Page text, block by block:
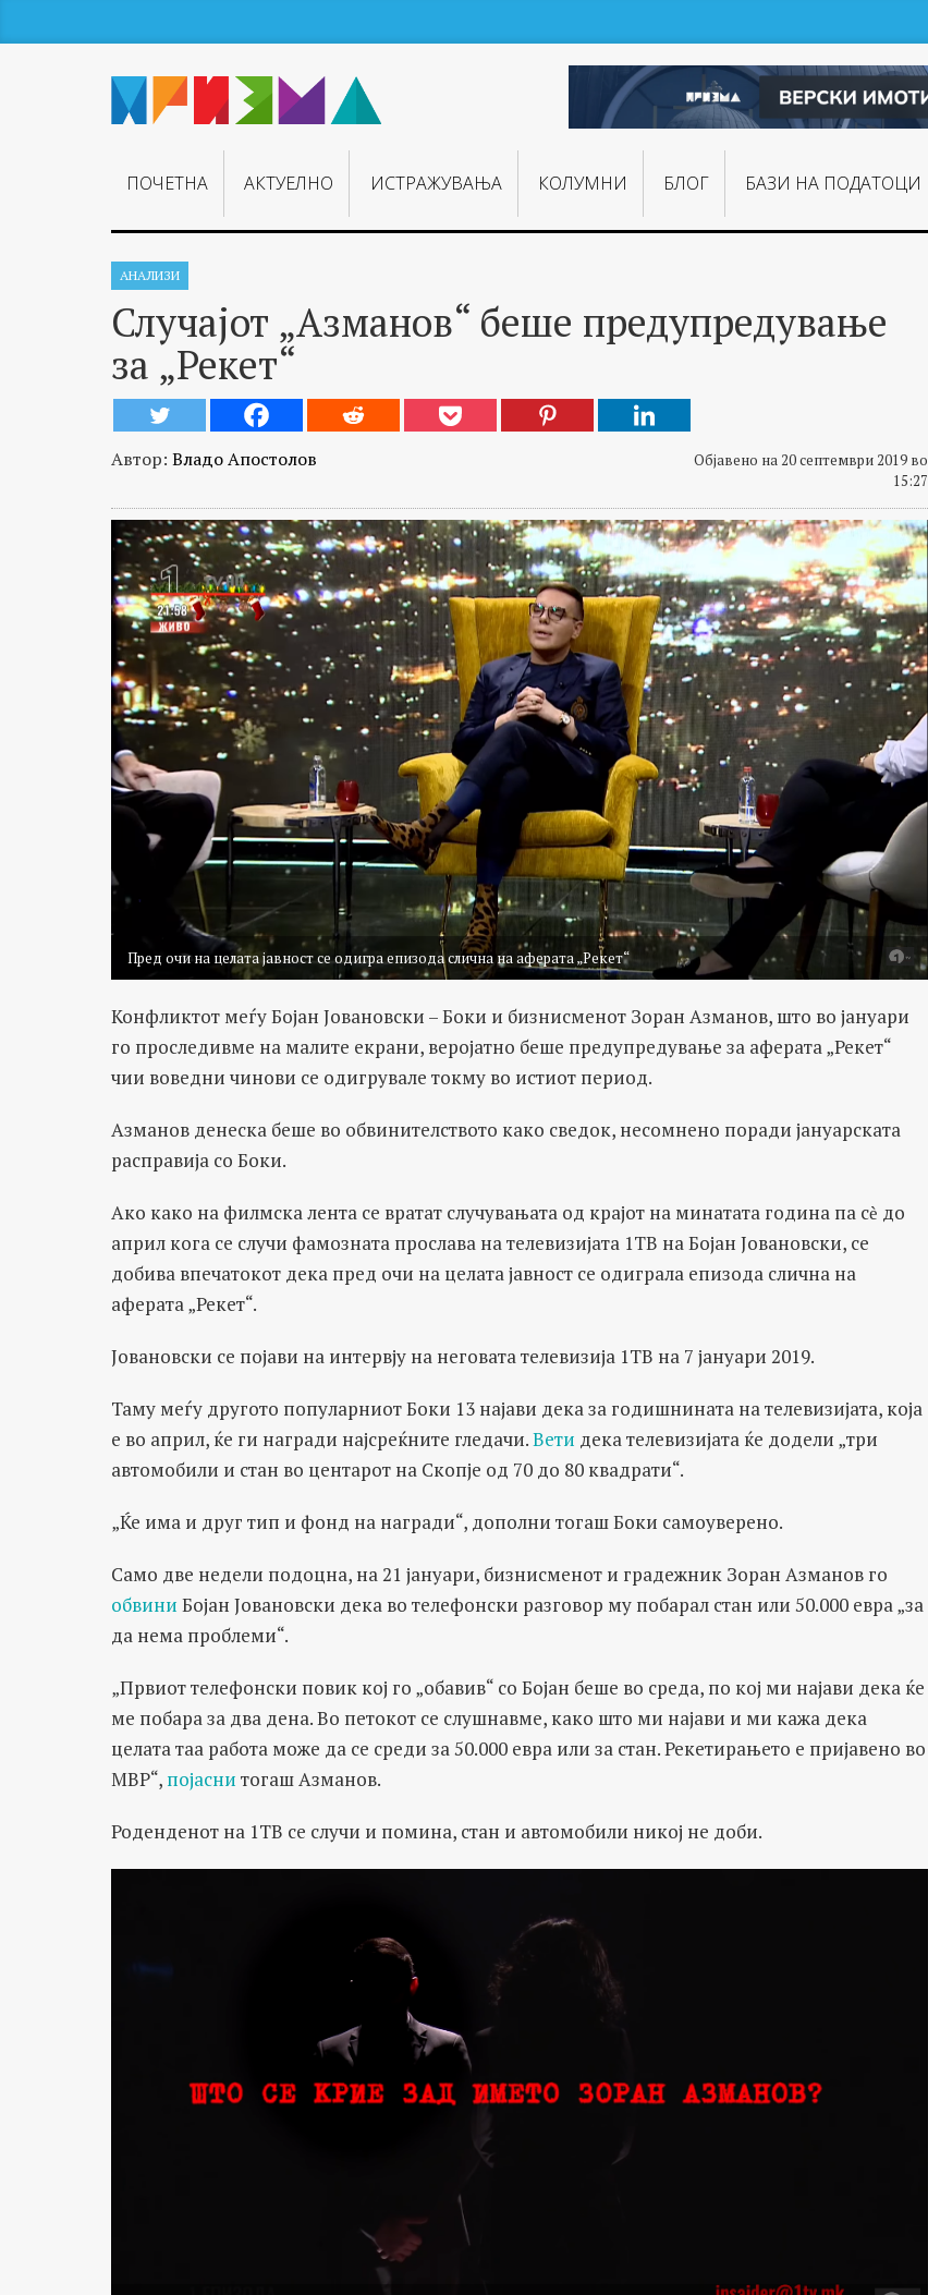
ПОЧЕТНА АКТУЕЛНО ИСТРАЖУВАЊA КОЛУМНИ БЛОГ БАЗИ НА ПОДАТОЦИ
АНАЛИЗИ
Случајот „Азманов“ беше предупредување
за „Рекет“
Автор: Владо Апостолов
Објавено на 20 септември 2019 во
15:27
Пред очи на целата јавност се одигра епизода слична на аферата „Рекет“
Конфликтот меѓу Бојан Јовановски – Боки и бизнисменот Зоран Азманов, што во јануари
го проследивме на малите екрани, веројатно беше предупредување за аферата „Рекет“
чии воведни чинови се одигрувале токму во истиот период.
Азманов денеска беше во обвинителството како сведок, несомнено поради јануарската
расправија со Боки.
Ако како на филмска лента се вратат случувањата од крајот на минатата година па сѐ до
април кога се случи фамозната прослава на телевизијата 1ТВ на Бојан Јовановски, се
добива впечатокот дека пред очи на целата јавност се одиграла епизода слична на
аферата „Рекет“.
Јовановски се појави на интервју на неговата телевизија 1ТВ на 7 јануари 2019.
Таму меѓу другото популарниот Боки 13 најави дека за годишнината на телевизијата, која
е во април, ќе ги награди најсреќните гледачи.Вети дека телевизијата ќе додели „три
автомобили и стан во центарот на Скопје од 70 до 80 квадрати“.
„Ќе има и друг тип и фонд на награди“, дополни тогаш Боки самоуверено.
Само две недели подоцна, на 21 јануари, бизнисменот и градежник Зоран Азманов го
обвини Бојан Јовановски дека во телефонски разговор му побарал стан или 50.000 евра „за
да нема проблеми“.
„Првиот телефонски повик кој го „обавив“ со Бојан беше во среда, по кој ми најави дека ќе
ме побара за два дена. Во петокот се слушнавме, како што ми најави и ми кажа дека
целата таа работа може да се среди за 50.000 евра или за стан. Рекетирањето е пријавено во
МВР“, појасни тогаш Азманов.
Роденденот на 1ТВ се случи и помина, стан и автомобили никој не доби.